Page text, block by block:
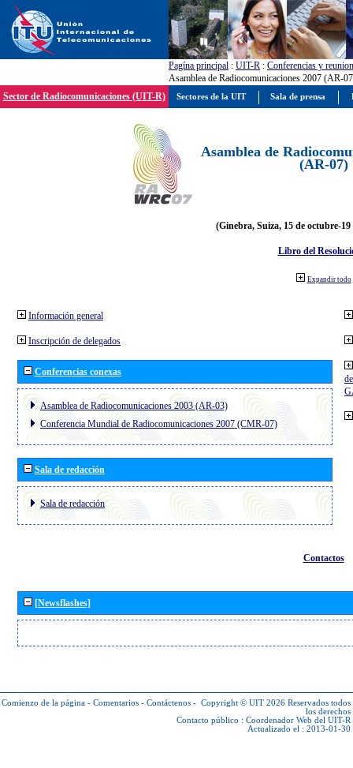
Pagína principal : UIT-R : Conferencias y
Asamblea de Radiocomunicaciones 2007 (AR-
Sector de Radiocomunicaciones (UIT-R)
Asamblea de
(AR-07)
(Ginebra, Suiza, 15 de octubre-19
Libro del
Expandir todo
Información general
Inscripción de delegados
Conferencias conexas
Asamblea de Radiocomunicaciones 2003 (AR-03)
Conferencia Mundial de Radiocomunicaciones 2007 (CMR-07)
Sala de redacción
Sala de redacción
Contactos
[Newsflashes]
Comienzo de la página - Comentarios - Contáctenos - Copyright © UIT 2026 Reservados todos
los derechos
Contacto público : Coordenador Web del UIT-R
Actualizado el : 2013-01-30
Sectores de la UIT Sala de prensa